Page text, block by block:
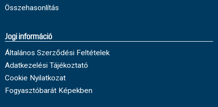
Összehasonlítás
Jogi információ
Általános Szerződési Feltételek
Adatkezelési Tájékoztató
Cookie Nyilatkozat
Fogyasztóbarát Képekben